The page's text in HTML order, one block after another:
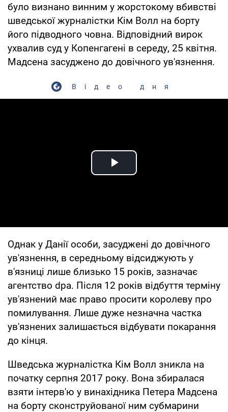
було визнано винним у жорстокому вбивстві
шведської журналістки Кім Волл на борту
його підводного човна. Відповідний вирок
ухвалив суд у Копенгагені в середу, 25 квітня.
Мадсена засуджено до довічного ув'язнення.
Відео дня
Play Video
Однак у Данії особи, засуджені до довічного
ув'язнення, в середньому відсиджують у
в'язниці лише близько 15 років, зазначає
агентство dpa. Після 12 років відбуття терміну
ув'язнений має право просити королеву про
помилування. Лише дуже незначна частка
ув'язнених залишається відбувати покарання
до кінця.
Шведська журналістка Кім Волл зникла на
початку серпня 2017 року. Вона збиралася
взяти інтерв'ю у винахідника Петера Мадсена
на борту сконструйованої ним субмарини